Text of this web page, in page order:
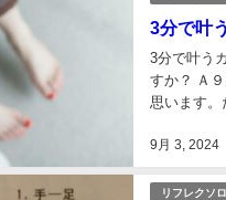
3分で叶
9月 3, 2024
3分で叶う
すか？ Ａ
思います。
リフレクソ